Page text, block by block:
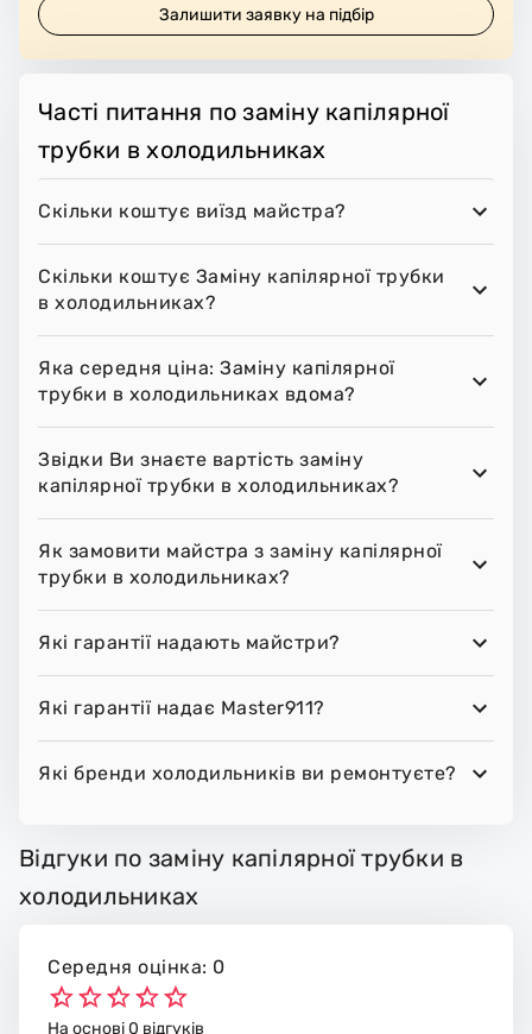
Залишити заявку на підбір
Часті питання по заміну капілярної
трубки в холодильниках
Скільки коштує виїзд майстра?
Скільки коштує Заміну капілярної трубки
в холодильниках?
Яка середня ціна: Заміну капілярної
трубки в холодильниках вдома?
Звідки Ви знаєте вартість заміну
капілярної трубки в холодильниках?
Як замовити майстра з заміну капілярної
трубки в холодильниках?
Які гарантії надають майстри?
Які гарантії надає Master911?
Які бренди холодильників ви ремонтуєте?
Відгуки по заміну капілярної трубки в
холодильниках
Середня оцінка: 0
На основі 0 відгуків